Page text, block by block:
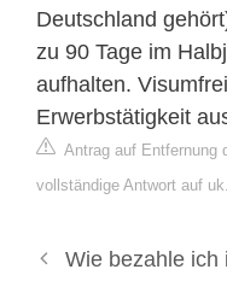
Deutschland
zu 90 Tage im
aufhalten.
Erwerbstätigkeit
Antrag auf Entfernung
vollständige Antwort auf
Wie bezahle ich